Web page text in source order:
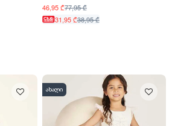
46,95 ₾77,95 ₾
31,95 ₾38,95 ₾
ახალი